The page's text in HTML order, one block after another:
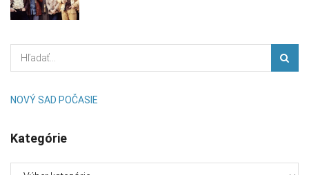
NOVÝ SAD POČASIE
Kategórie